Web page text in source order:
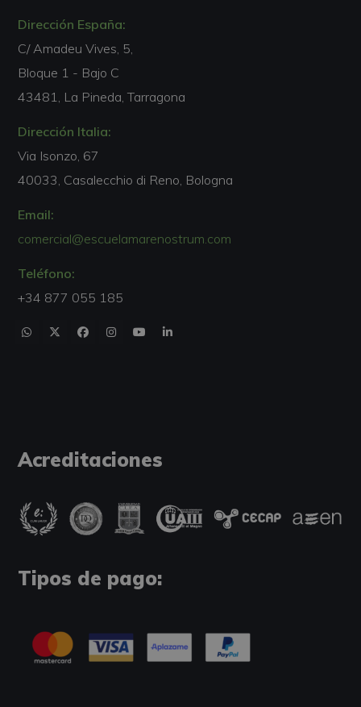
Dirección España:
C/ Amadeu Vives, 5,
Bloque 1 - Bajo C
43481, La Pineda, Tarragona
Dirección Italia:
Via Isonzo, 67
40033, Casalecchio di Reno, Bologna
Email:
comercial@escuelamarenostrum.com
Teléfono:
+34 877 055 185
Acreditaciones
Tipos de pago: